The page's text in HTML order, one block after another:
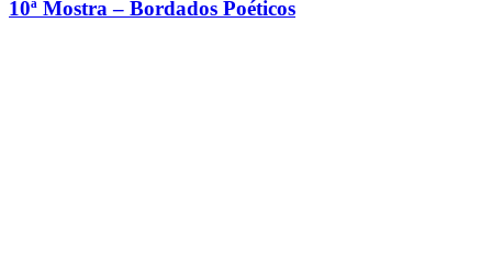
10ª Mostra – Bordados Poéticos